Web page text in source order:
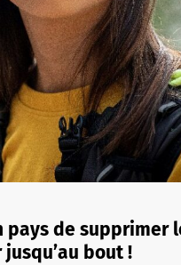
pays de supprimer
bout !